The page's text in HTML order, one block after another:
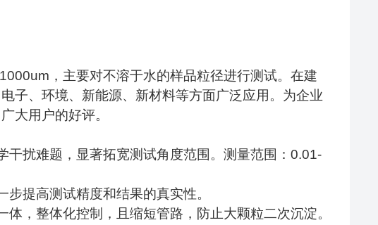
，主要对不溶于水的样品粒径进行测试。在建
子、环境、新能源、新材料等方面广泛应用。为企业
大用户的好评。
干扰难题，显著拓宽测试角度范围。测量范围：0.01-
提高测试精度和结果的真实性。
，整体化控制，且缩短管路，防止大颗粒二次沉淀。